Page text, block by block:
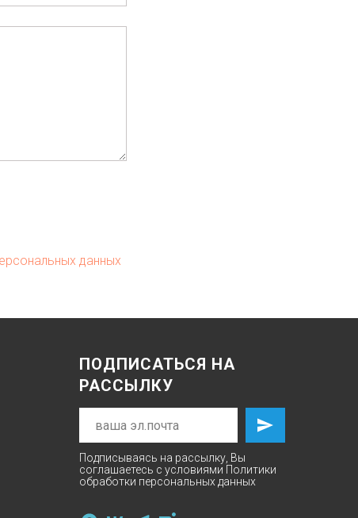
данных
ПОДПИСАТЬСЯ НА
РАССЫЛКУ
Подписываясь на рассылку, Вы
соглашаетесь с условиями Политики
обработки персональных данных